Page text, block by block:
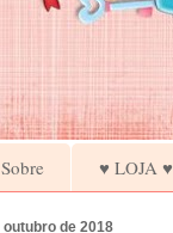
Sobre ♥ LOJA ♥
de 2018